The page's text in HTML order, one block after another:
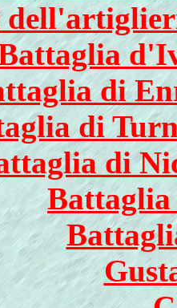
di
di
di
Battaglia